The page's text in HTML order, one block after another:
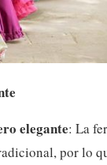
elegante: La
por lo